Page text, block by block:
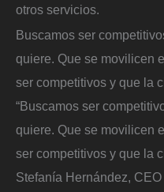
otros servicios.
Buscamos ser
quiere. Que se movilicen
ser competitivos y que la
“Buscamos ser
quiere. Que se movilicen
ser competitivos y que la
Stefanía Hernández,